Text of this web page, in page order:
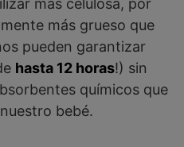
más celulosa, por
más grueso que
pueden garantizar
hasta 12 horas!) sin
químicos que
bebé.